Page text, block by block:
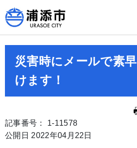
災害時にメールで素
けます！
記事番号： 1-11578
公開日 2022年04月22日